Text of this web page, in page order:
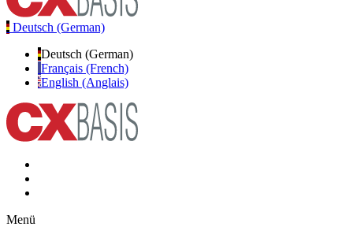
Deutsch (German)
Deutsch (German)
Français (French)
English (Anglais)
Menü